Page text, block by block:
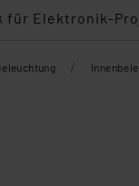
für Elektronik-
/